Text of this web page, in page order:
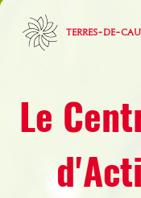
TERRES-DE-
Le